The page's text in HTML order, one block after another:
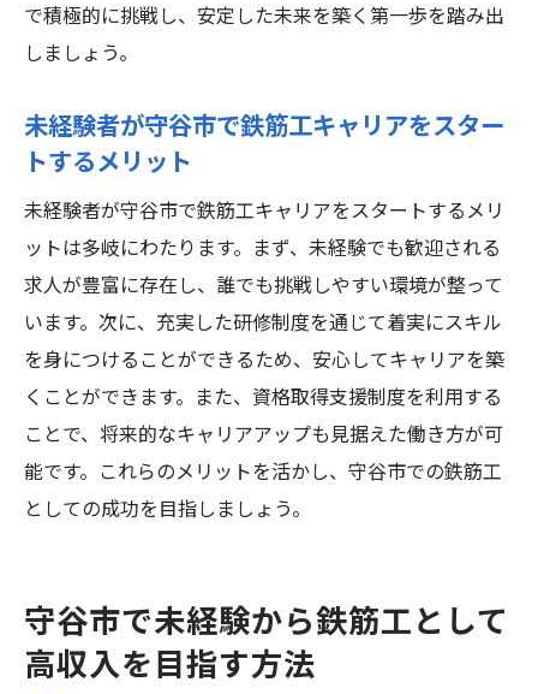
で積極的に挑戦し、安定した未来を築く第一歩を踏み出
しましょう。
未経験者が守谷市で鉄筋工キャリアをスター
トするメリット
未経験者が守谷市で鉄筋工キャリアをスタートするメリ
ットは多岐にわたります。まず、未経験でも歓迎される
求人が豊富に存在し、誰でも挑戦しやすい環境が整って
います。次に、充実した研修制度を通じて着実にスキル
を身につけることができるため、安心してキャリアを築
くことができます。また、資格取得支援制度を利用する
ことで、将来的なキャリアアップも見据えた働き方が可
能です。これらのメリットを活かし、守谷市での鉄筋工
としての成功を目指しましょう。
守谷市で未経験から鉄筋工として
高収入を目指す方法